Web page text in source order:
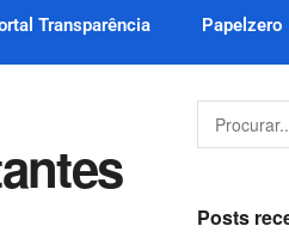
Transparência Papelzero
Posts